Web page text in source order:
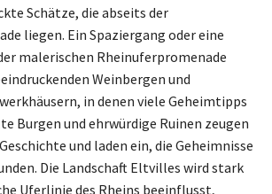
Schätze, die abseits der
liegen. Ein Spaziergang oder eine
malerischen Rheinuferpromenade
Weinbergen und
in denen viele Geheimtipps
Burgen und ehrwürdige Ruinen zeugen
und laden ein, die Geheimnisse
Die Landschaft Eltvilles wird stark
Uferlinie des Rheins beeinflusst,